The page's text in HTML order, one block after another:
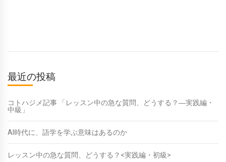
最近の投稿
コトハジメ記事 「レッスン中の急な質問、どうする？―実践編・
中級」
AI時代に、語学を学ぶ意味はあるのか
レッスン中の急な質問、どうする？<実践編・初級>